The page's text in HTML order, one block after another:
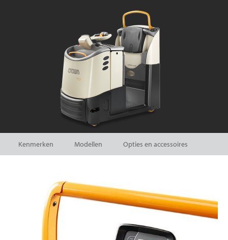
Kenmerken Modellen Opties en accessoires